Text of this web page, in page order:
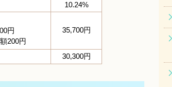
10.24%
円
200円
35,700円
30,300円